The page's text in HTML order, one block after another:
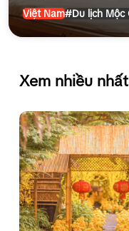
Việt Nam#Du lịch Mộc
Xem nhiều nhất